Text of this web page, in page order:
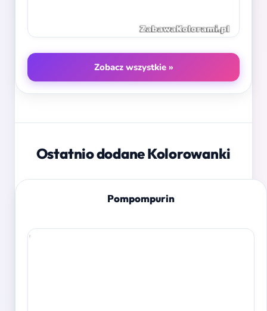
Zobacz wszystkie »
Ostatnio dodane Kolorowanki
Pompompurin